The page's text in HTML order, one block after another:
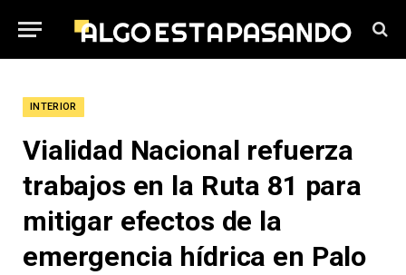
INTERIOR
Vialidad Nacional refuerza
trabajos en la Ruta 81 para
mitigar efectos de la
emergencia hídrica en Palo